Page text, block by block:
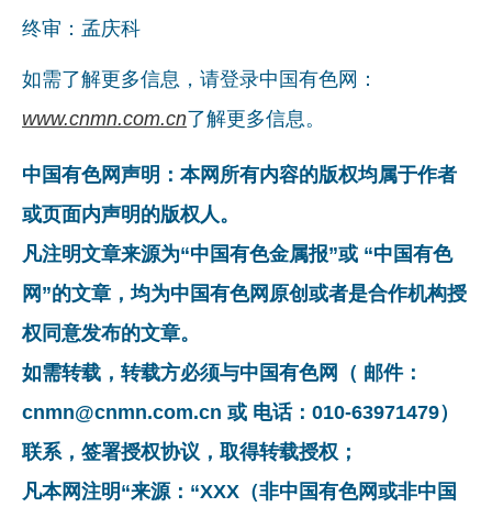
终审：孟庆科
如需了解更多信息，请登录中国有色网：
www.cnmn.com.cn了解更多信息。
中国有色网声明：本网所有内容的版权均属于作者
或页面内声明的版权人。
凡注明文章来源为“中国有色金属报”或 “中国有色
网”的文章，均为中国有色网原创或者是合作机构授
权同意发布的文章。
如需转载，转载方必须与中国有色网（ 邮件：
cnmn@cnmn.com.cn 或 电话：010-63971479）
联系，签署授权协议，取得转载授权；
凡本网注明“来源：“XXX（非中国有色网或非中国